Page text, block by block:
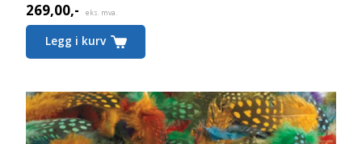
269,00,- eks. mva.
Legg i kurv